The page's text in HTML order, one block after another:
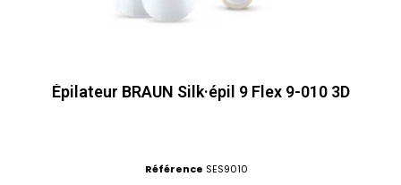
Épilateur BRAUN Silk·épil 9 Flex 9-010 3D
Référence SES9010